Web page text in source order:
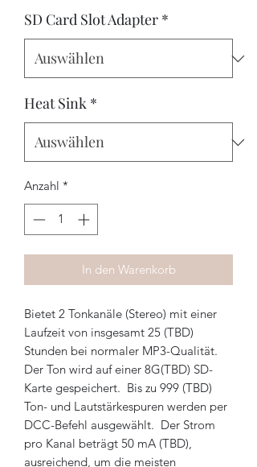
SD Card Slot Adapter *
Heat Sink *
Anzahl *
In den Warenkorb
Bietet 2 Tonkanäle (Stereo) mit einer
Laufzeit von insgesamt 25 (TBD)
Stunden bei normaler MP3-Qualität.
Der Ton wird auf einer 8G(TBD) SD-
Karte gespeichert. Bis zu 999 (TBD)
Ton- und Lautstärkespuren werden per
DCC-Befehl ausgewählt. Der Strom
pro Kanal beträgt 50 mA (TBD),
ausreichend, um die meisten